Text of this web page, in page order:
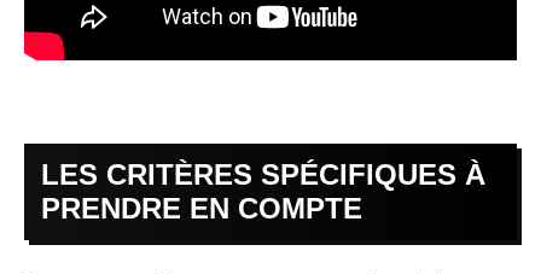
LES CRITÈRES SPÉCIFIQUES À
PRENDRE EN COMPTE